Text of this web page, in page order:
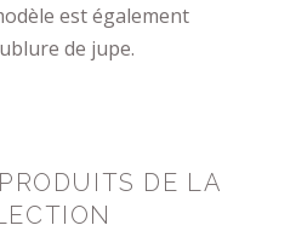
est également
de jupe.
DE LA